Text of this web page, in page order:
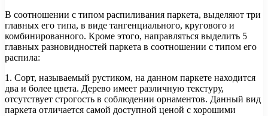
В соотношении с типом распиливания паркета, выделяют три
главных его типа, в виде тангенциального, кругового и
комбинированного. Кроме этого, направляться выделить 5
главных разновидностей паркета в соотношении с типом его
распила:
1. Сорт, называемый рустиком, на данном паркете находится
два и более цвета. Дерево имеет различную текстуру,
отсутствует строгость в соблюдении орнаментов. Данный вид
паркета отличается самой доступной ценой с хорошими